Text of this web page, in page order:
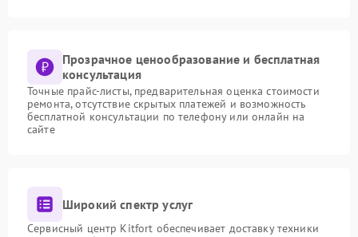
Прозрачное ценообразование и бесплатная
консультация
Точные прайс-листы, предварительная оценка стоимости
ремонта, отсутствие скрытых платежей и возможность
бесплатной консультации по телефону или онлайн на
сайте
Широкий спектр услуг
Сервисный центр Kitfort обеспечивает доставку техники